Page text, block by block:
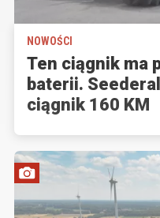
NOWOŚCI
Ten ciągnik ma
baterii.
ciągnik 160 KM